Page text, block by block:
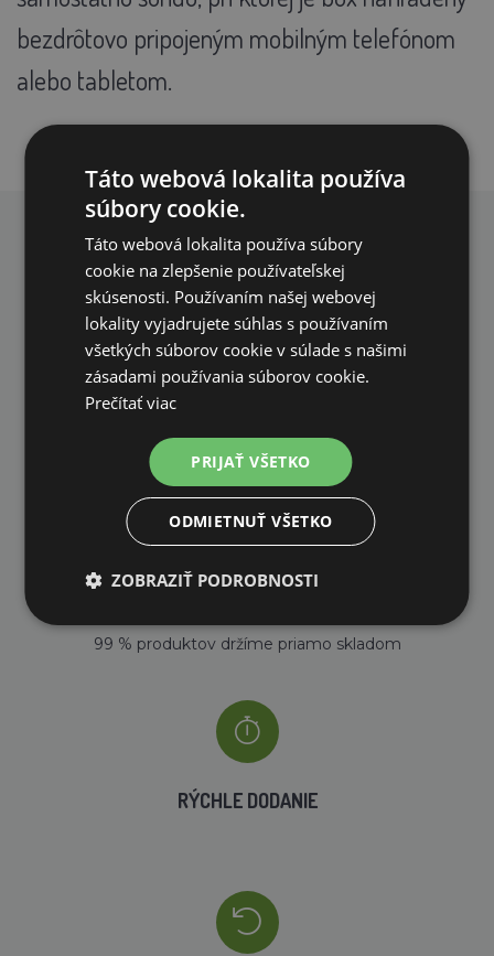
bezdrôtovo pripojeným mobilným telefónom
alebo tabletom.
PREČO NAKUPOVAŤ U NÁS?
na všetky objednávky od 200€ vrátane DPH.
99 % produktov držíme priamo skladom
RÝCHLE DODANIE
Táto webová lokalita používa
súbory cookie.
Táto webová lokalita používa súbory
cookie na zlepšenie používateľskej
skúsenosti. Používaním našej webovej
lokality vyjadrujete súhlas s používaním
všetkých súborov cookie v súlade s našimi
zásadami používania súborov cookie.
Prečítať viac
PRIJAŤ VŠETKO
ODMIETNUŤ VŠETKO
ZOBRAZIŤ PODROBNOSTI